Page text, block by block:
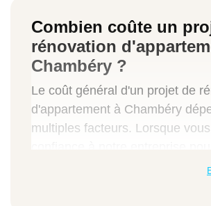
Combien coûte un
rénovation
Chambéry ?
Le coût général d'un projet de
d'appartement à Chambéry
multiples facteurs. Lorsque
réalisation de vos travaux de